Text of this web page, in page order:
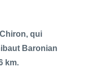
qui
Baronian
km.